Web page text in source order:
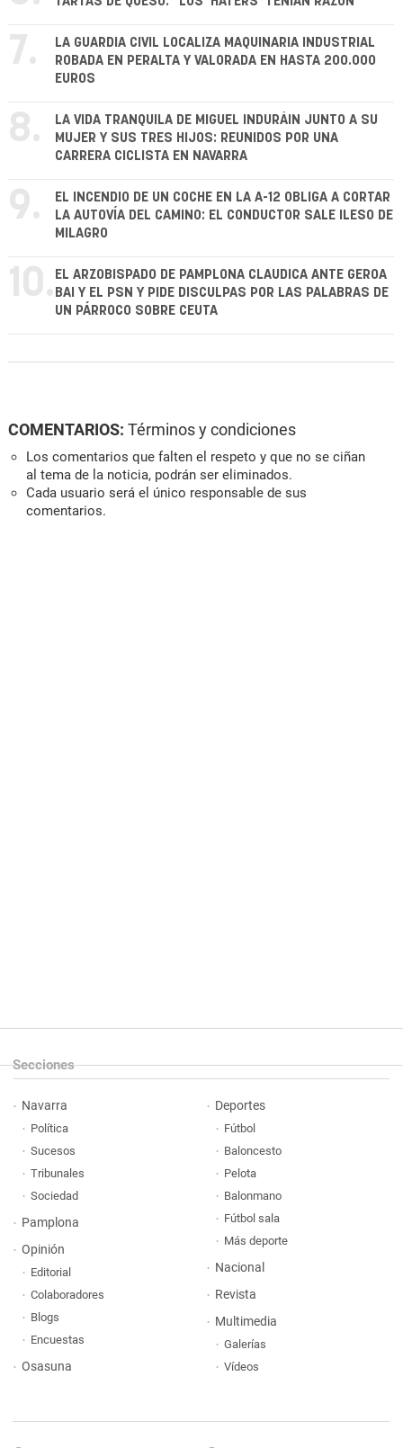
7.
LA GUARDIA CIVIL LOCALIZA MAQUINARIA INDUSTRIAL
ROBADA EN PERALTA Y VALORADA EN HASTA 200.000
EUROS
8.
LA VIDA TRANQUILA DE MIGUEL INDURÁIN JUNTO A SU
MUJER Y SUS TRES HIJOS: REUNIDOS POR UNA
CARRERA CICLISTA EN NAVARRA
9.
EL INCENDIO DE UN COCHE EN LA A-12 OBLIGA A CORTAR
LA AUTOVÍA DEL CAMINO: EL CONDUCTOR SALE ILESO DE
MILAGRO
10. EL ARZOBISPADO DE PAMPLONA CLAUDICA ANTE GEROA
BAI Y EL PSN Y PIDE DISCULPAS POR LAS PALABRAS DE
UN PÁRROCO SOBRE CEUTA
COMENTARIOS: Términos y condiciones
Los comentarios que falten el respeto y que no se ciñan
al tema de la noticia, podrán ser eliminados.
Cada usuario será el único responsable de sus
comentarios.
Secciones
Navarra
Política
Sucesos
Tribunales
Sociedad
Pamplona
Opinión
Editorial
Colaboradores
Blogs
Encuestas
Osasuna
Deportes
Fútbol
Baloncesto
Pelota
Balonmano
Fútbol sala
Más deporte
Nacional
Revista
Multimedia
Galerías
Vídeos